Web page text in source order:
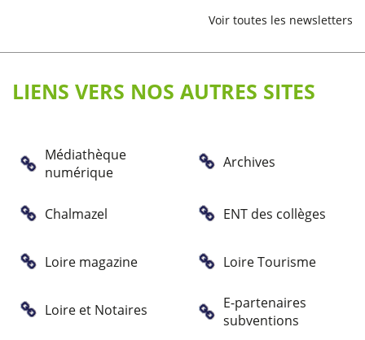
Voir toutes les newsletters
LIENS VERS NOS AUTRES SITES
Médiathèque
numérique
Archives
Chalmazel ENT des collèges
Loire magazine Loire Tourisme
Loire et Notaires
E-partenaires
subventions